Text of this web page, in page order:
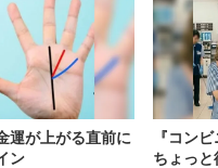
運が上がる直前に
ン
『コン
ちょっ